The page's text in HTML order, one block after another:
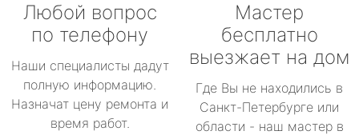
Любой вопрос
по телефону
Наши специалисты дадут
полную информацию.
Назначат цену ремонта и
время работ.
Мастер
бесплатно
выезжает на дом
Где Вы не находились в
Санкт-Петербурге или
области - наш мастер в